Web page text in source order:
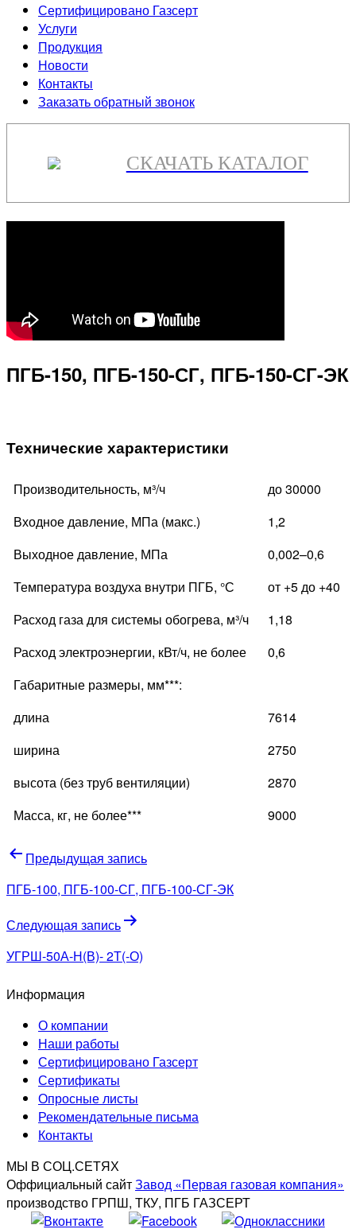
Сертифицировано Газсерт
Услуги
Продукция
Новости
Контакты
Заказать обратный звонок
СКАЧАТЬ КАТАЛОГ
ПГБ-150, ПГБ-150-СГ, ПГБ-150-СГ-ЭК
Технические характеристики
Производительность, м³/ч
до 30000
Входное давление, МПа (макс.)
1,2
Выходное давление, МПа
0,002–0,6
Температура воздуха внутри ПГБ, °С
от +5 до +40
Расход газа для системы обогрева, м³/ч
1,18
Расход электроэнергии, кВт/ч, не более
0,6
Габаритные размеры, мм***:
длина
7614
ширина
2750
высота (без труб вентиляции)
2870
Масса, кг, не более***
9000
Навигация
по
Предыдущая запись
ПГБ-100, ПГБ-100-СГ, ПГБ-100-СГ-ЭК
Следующая запись
УГРШ-50А-Н(В)- 2Т(-О)
Информация
О компании
Наши работы
Сертифицировано Газсерт
Сертификаты
Опросные листы
Рекомендательные письма
Контакты
МЫ В СОЦ.СЕТЯХ
Оффициальный сайтЗавод «Первая газовая компания»
производство ГРПШ, ТКУ, ПГБ ГАЗСЕРТ